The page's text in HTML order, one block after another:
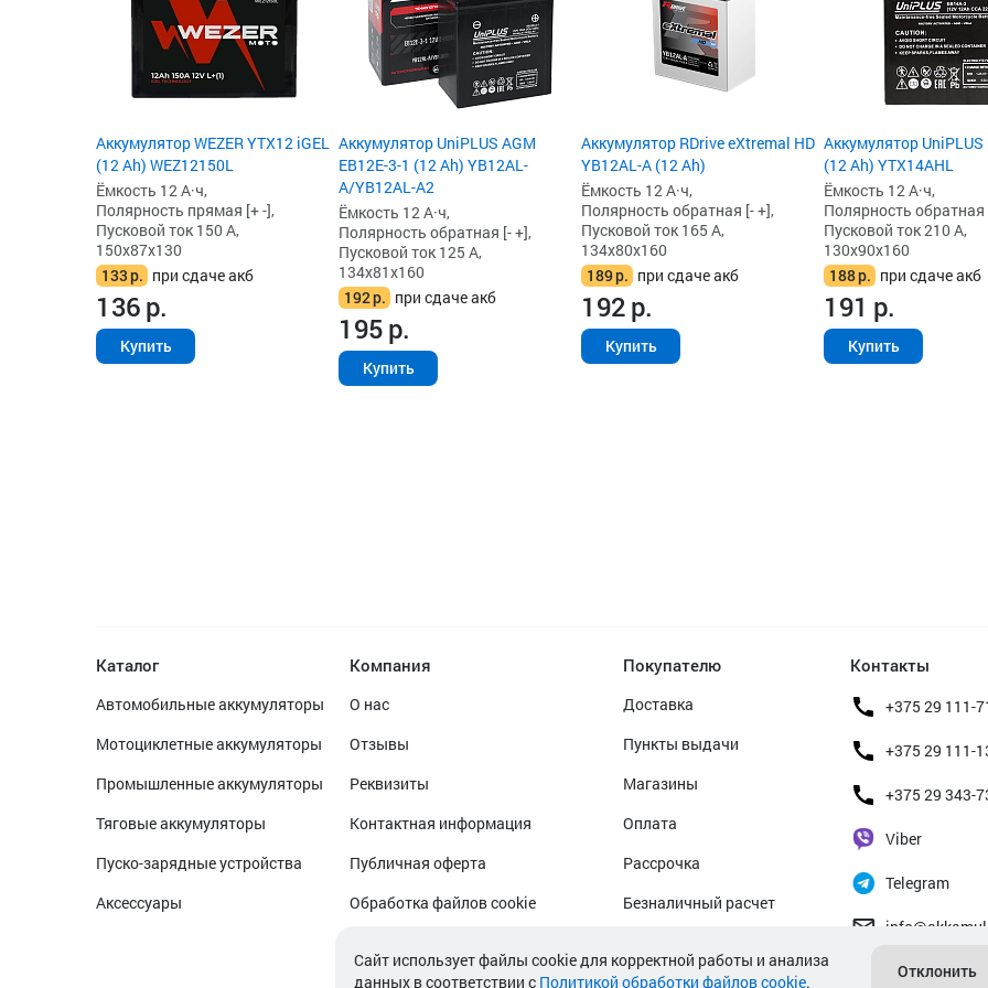
Аккумулятор WEZER YTX12 iGEL
(12 Ah) WEZ12150L
Ёмкость 12 А·ч,
Полярность прямая [+ -],
Пусковой ток 150 А,
150x87x130
133р. при сдаче акб
136р.
Купить
Аккумулятор UniPLUS AGM
EB12E-3-1 (12 Ah) YB12AL-
A/YB12AL-A2
Ёмкость 12 А·ч,
Полярность обратная [- +],
Пусковой ток 125 А,
134x81x160
192р. при сдаче акб
195р.
Купить
Аккумулятор RDrive eXtremal HD
YB12AL-A (12 Ah)
Ёмкость 12 А·ч,
Полярность обратная [- +],
Пусковой ток 165 А,
134x80x160
189р. при сдаче акб
192р.
Купить
Аккумулятор UniPLUS
(12 Ah) YTX14AHL
Ёмкость 12 А·ч,
Полярность обратная
Пусковой ток 210 А,
130x90x160
188р. при сдаче акб
191 р.
Купить
Каталог
Автомобильные аккумуляторы
Мотоциклетные аккумуляторы
Промышленные аккумуляторы
Тяговые аккумуляторы
Пуско-зарядные устройства
Аксессуары
Компания
О нас
Отзывы
Реквизиты
Контактная информация
Публичная оферта
Обработка файлов cookie
Покупателю
Доставка
Пункты выдачи
Магазины
Оплата
Рассрочка
Безналичный расчет
Гарантийное обслуживание
Контакты
+375 29 111-
+375 29 111-
+375 29 343-
Viber
Telegram
Cайт использует файлы cookie для корректной работы и анализа
данных в соответствии с Политикой обработки файлов cookie.
Отклонить